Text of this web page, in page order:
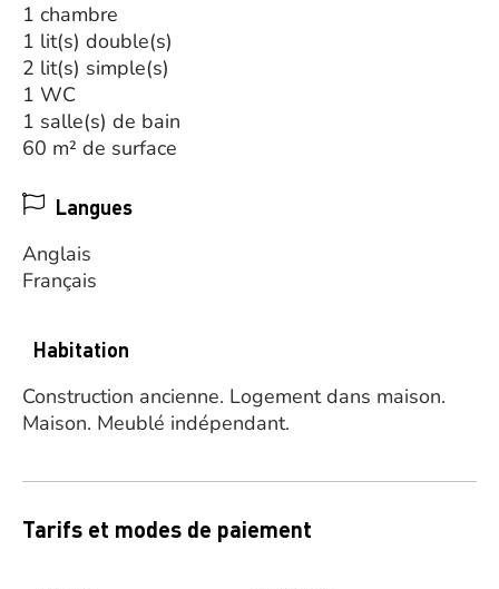
1 chambre
1 lit(s) double(s)
2 lit(s) simple(s)
1 WC
1 salle(s) de bain
60 m² de surface
Langues
Anglais
Français
Habitation
Construction ancienne. Logement dans maison.
Maison. Meublé indépendant.
Tarifs et modes de paiement